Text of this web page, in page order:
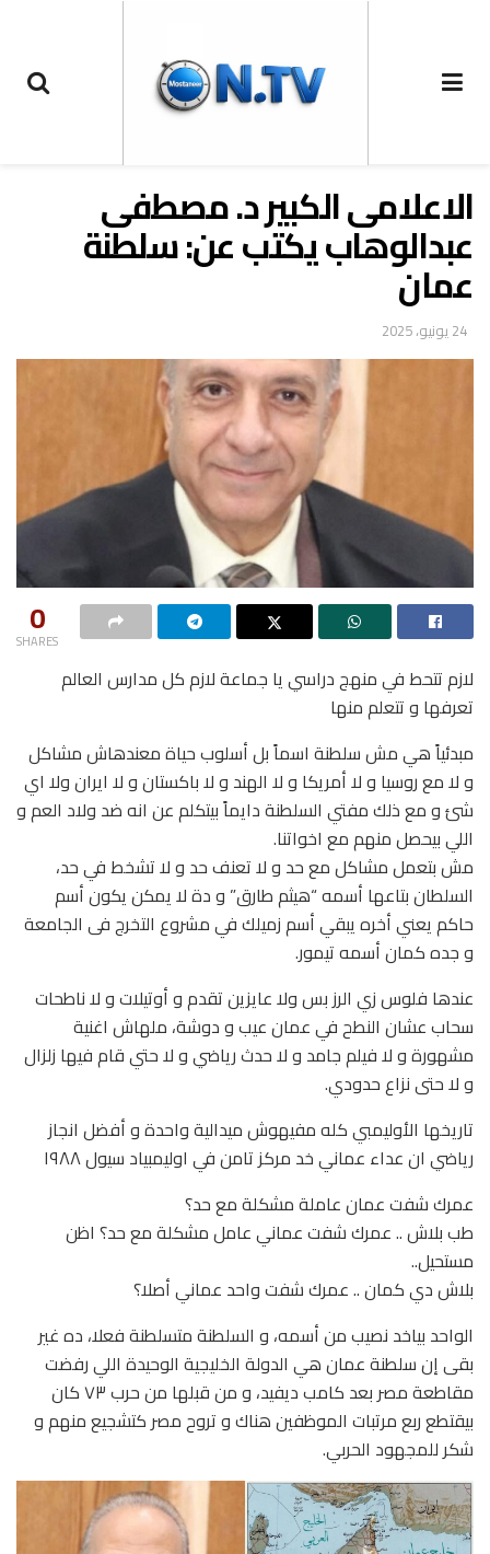
الاعلامى الكبير د. مصطفى
عبدالوهاب يكتب عن: سلطنة
عمان
24 يونيو، 2025
0
SHARES
لازم تتحط في منهج دراسي يا جماعة لازم كل مدارس العالم
تعرفها و تتعلم منها
مبدئياً هي مش سلطنة اسماً بل أسلوب حياة معندهاش مشاكل
و لا مع روسيا و لا أمريكا و لا الهند و لا باكستان و لا ايران ولا اي
شئ و مع ذلك مفتي السلطنة دايماً بيتكلم عن انه ضد ولاد العم و
اللي بيحصل منهم مع اخواتنا.
مش بتعمل مشاكل مع حد و لا تعنف حد و لا تشخط في حد،
السلطان بتاعها أسمه “هيثم طارق” و دة لا يمكن يكون أسم
حاكم يعني أخره يبقي أسم زميلك في مشروع التخرج فى الجامعة
و جده كمان أسمه تيمور.
عندها فلوس زي الرز بس ولا عايزين تقدم و أوتيلات و لا ناطحات
سحاب عشان النطح في عمان عيب و دوشة، ملهاش اغنية
مشهورة و لا فيلم جامد و لا حدث رياضي و لا حتي قام فيها زلزال
و لا حتى نزاع حدودي.
تاريخها الأوليمبي كله مفيهوش ميدالية واحدة و أفضل انجاز
رياضي ان عداء عماني خد مركز تامن في اوليمبياد سيول ١٩٨٨
عمرك شفت عمان عاملة مشكلة مع حد؟
طب بلاش .. عمرك شفت عماني عامل مشكلة مع حد؟ اظن
مستحيل..
بلاش دي كمان .. عمرك شفت واحد عماني أصلا؟
الواحد بياخد نصيب من أسمه، و السلطنة متسلطنة فعلا، ده غير
بقى إن سلطنة عمان هي الدولة الخليجية الوحيدة اللي رفضت
مقاطعة مصر بعد كامب ديفيد، و من قبلها من حرب ٧٣ كان
بيقتطع ربع مرتبات الموظفين هناك و تروح مصر كتشجيع منهم و
شكر للمجهود الحربي.